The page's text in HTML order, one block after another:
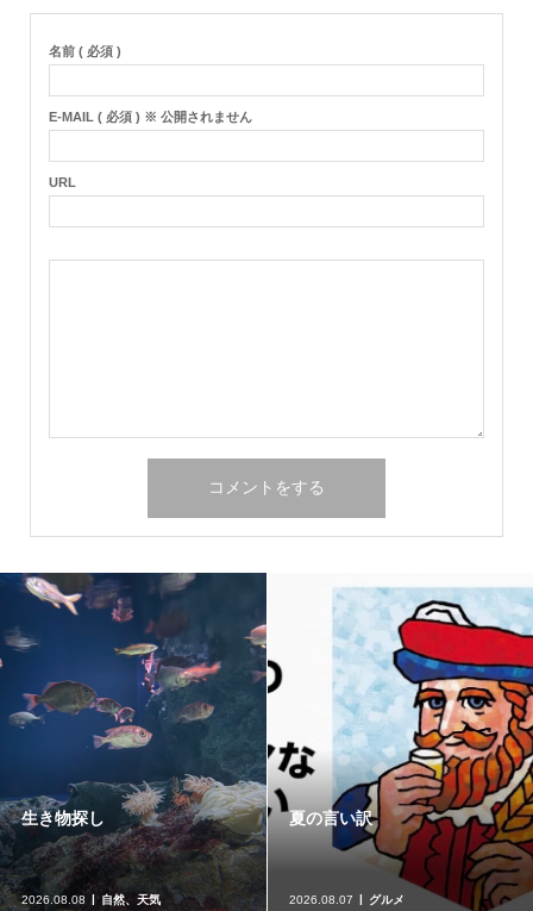
名前 ( 必須 )
E-MAIL ( 必須 ) ※ 公開されません
URL
生き物探し
2026.08.08 自然、天気
夏の言い訳
2026.08.07 グルメ